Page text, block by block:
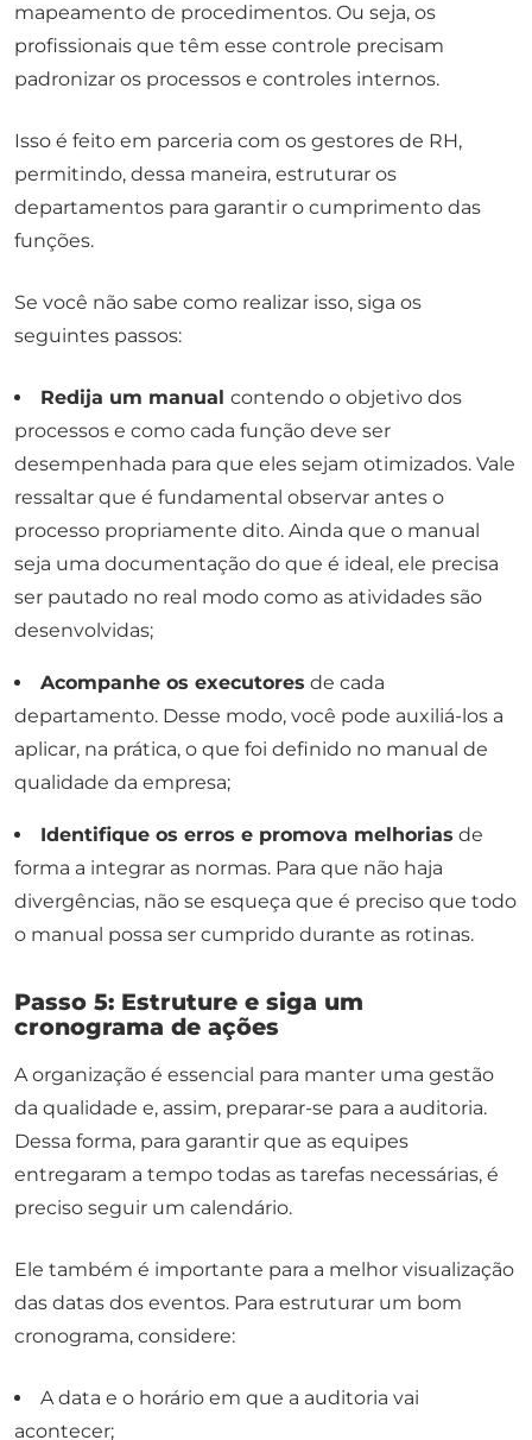
mapeamento de procedimentos. Ou seja, os
profissionais que têm esse controle precisam
padronizar os processos e controles internos.
Isso é feito em parceria com os gestores de RH,
permitindo, dessa maneira, estruturar os
departamentos para garantir o cumprimento das
funções.
Se você não sabe como realizar isso, siga os
seguintes passos:
Redija um manual contendo o objetivo dos
processos e como cada função deve ser
desempenhada para que eles sejam otimizados. Vale
ressaltar que é fundamental observar antes o
processo propriamente dito. Ainda que o manual
seja uma documentação do que é ideal, ele precisa
ser pautado no real modo como as atividades são
desenvolvidas;
Acompanhe os executores de cada
departamento. Desse modo, você pode auxiliá-los a
aplicar, na prática, o que foi definido no manual de
qualidade da empresa;
Identifique os erros e promova melhorias de
forma a integrar as normas. Para que não haja
divergências, não se esqueça que é preciso que todo
o manual possa ser cumprido durante as rotinas.
Passo 5: Estruture e siga um
cronograma de ações
A organização é essencial para manter uma gestão
da qualidade e, assim, preparar-se para a auditoria.
Dessa forma, para garantir que as equipes
entregaram a tempo todas as tarefas necessárias, é
preciso seguir um calendário.
Ele também é importante para a melhor visualização
das datas dos eventos. Para estruturar um bom
cronograma, considere:
A data e o horário em que a auditoria vai
acontecer;